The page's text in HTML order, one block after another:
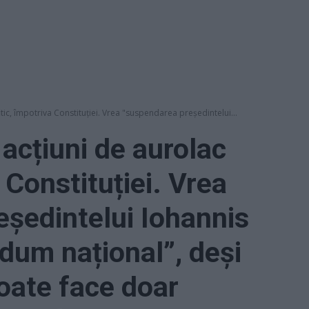
împotriva Constituției. Vrea "suspendarea președintelui...
de aurolac
Vrea
Iohannis
național”, deși
face doar